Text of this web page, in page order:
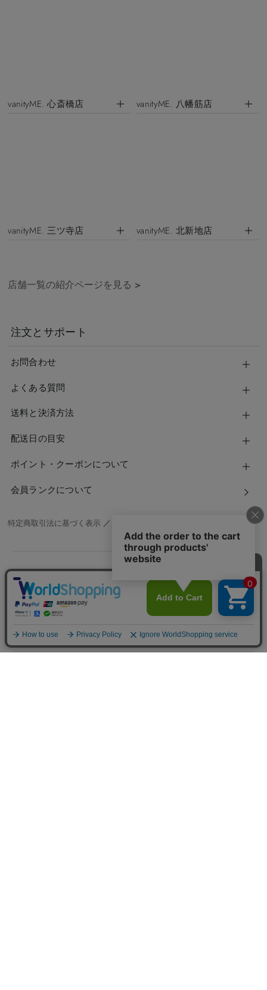
vanityME. 心斎橋店 vanityME. 八幡筋店
vanityME. 三ツ寺店 vanityME. 北新地店
店舗一覧の紹介ページを見る >
注文とサポート
お問合わせ
よくある質問
送料と決済方法
配送日の目安
ポイント・クーポンについて
会員ランクについて
特定商取引法に基づく表示 ／